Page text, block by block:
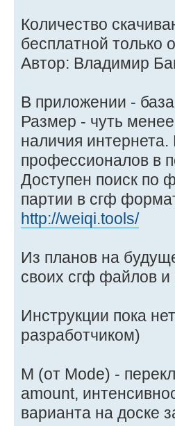
Количество
бесплатной только
Автор: Владимир
В приложении -
Размер - чуть
наличия
профессионалов в
Доступен поиск по
партии в сгф
http://weiqi.tools/
Из планов на
своих сгф файлов и
Инструкции пока
разработчиком)
М (от Mode) -
amount,
варианта на доске